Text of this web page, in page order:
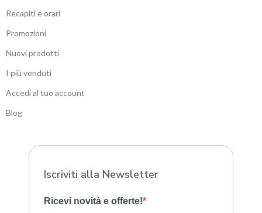
Recapiti e orari
Promozioni
Nuovi prodotti
I più venduti
Accedi al tuo account
Blog
Iscriviti alla Newsletter
Ricevi novità e offerte!